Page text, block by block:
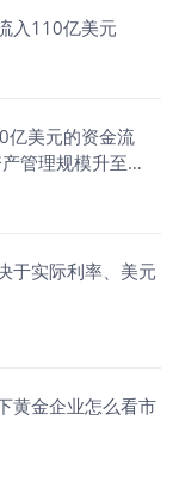
入110亿美元
亿美元的资金流
管理规模升至
于实际利率、美元
黄金企业怎么看市